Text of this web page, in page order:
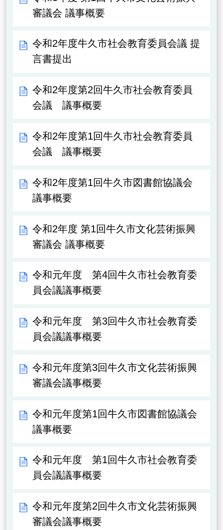
審議会 議事概要
令和2年度牛久市社会教育委員会議 提
言書提出
令和2年度第2回牛久市社会教育委員
会議 議事概要
令和2年度第1回牛久市社会教育委員
会議 議事概要
令和2年度第1回牛久市図書館協議会
議事概要
令和2年度 第1回牛久市文化芸術振興
審議会 議事概要
令和元年度 第4回牛久市社会教育委
員会議議事概要
令和元年度 第3回牛久市社会教育委
員会議議事概要
令和元年度第3回牛久市文化芸術振興
審議会議事概要
令和元年度第1回牛久市図書館協議会
議事概要
令和元年度 第1回牛久市社会教育委
員会議議事概要
令和元年度第2回牛久市文化芸術振興
審議会議事概要